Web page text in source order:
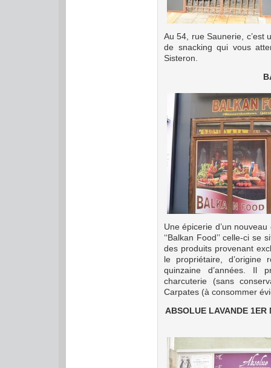
Au 54, rue Saunerie, c’est
de snacking qui vous
Sisteron.
Une épicerie d’un
‘‘Balkan Food’’ celle-ci
des produits provenant
le propriétaire, d’origine
quinzaine d’années. Il
charcuterie (sans
Carpates (à consommer
ABSOLUE LAVANDE 1ER